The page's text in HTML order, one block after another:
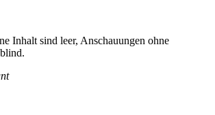
Inhalt sind leer, Anschauungen ohne